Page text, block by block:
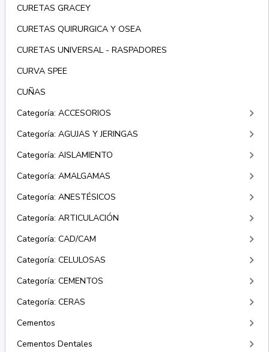
CURETAS GRACEY
CURETAS QUIRURGICA Y OSEA
CURETAS UNIVERSAL - RASPADORES
CURVA SPEE
CUÑAS
Categoría: ACCESORIOS
keyboard_arrow_right
Categoría: AGUJAS Y JERINGAS keyboard_arrow_right
Categoría: AISLAMIENTO keyboard_arrow_right
Categoría: AMALGAMAS keyboard_arrow_right
Categoría: ANESTÉSICOS keyboard_arrow_right
Categoría: ARTICULACIÓN keyboard_arrow_right
Categoría: CAD/CAM keyboard_arrow_right
Categoría: CELULOSAS keyboard_arrow_right
Categoría: CEMENTOS keyboard_arrow_right
Categoría: CERAS keyboard_arrow_right
Cementos keyboard_arrow_right
Cementos Dentales keyboard_arrow_right